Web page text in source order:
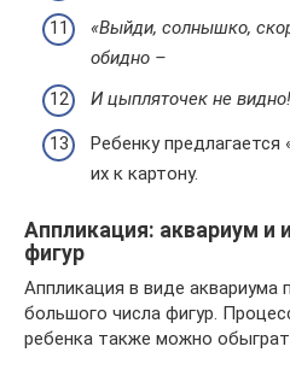
«Выйди, солнышко,
обидно –
И цыпляточек не
Ребенку предлагается
их к картону.
Аппликация: аквариум и
фигур
Аппликация в виде аквариума
большого числа фигур.
ребенка также можно